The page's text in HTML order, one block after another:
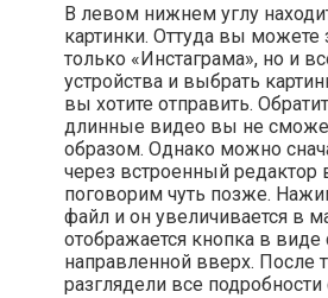
В левом нижнем углу
картинки. Оттуда вы можете
только «Инстаграма», но и
устройства и выбрать
вы хотите отправить.
длинные видео вы не
образом. Однако можно
через встроенный
поговорим чуть позже.
файл и он увеличивается в
отображается кнопка в виде
направленной вверх. После
разглядели все